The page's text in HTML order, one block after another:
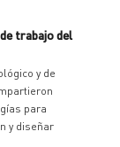
trabajo del
y de
para
y diseñar